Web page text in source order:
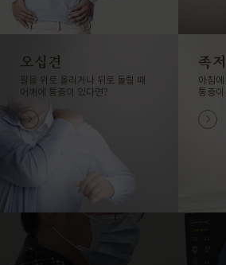
오십견
팔을 위로 올리거나 뒤로 돌릴 때
어깨에 통증이 있다면?
족
아침
통증